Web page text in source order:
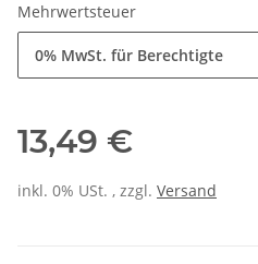
Mehrwertsteuer
0% MwSt. für Berechtigte
13,49 €
inkl. 0% USt. , zzgl. Versand